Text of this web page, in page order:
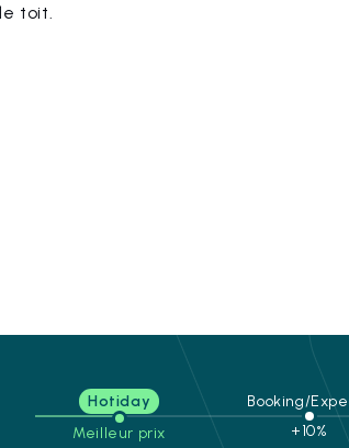
toit.
Hotiday
Meilleur prix
Booking/
+10%